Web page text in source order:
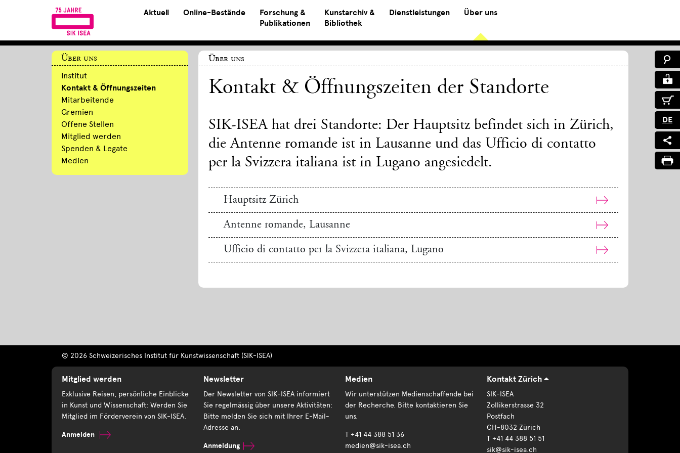
Aktuell Online-Bestände
Forschung &
Publikationen
Kunstarchiv &
Bibliothek
Dienstleistungen Über uns
DE
Über uns
Institut
Kontakt & Öffnungszeiten
Mitarbeitende
Gremien
Offene Stellen
Mitglied werden
Spenden & Legate
Medien
Über uns
Kontakt & Öffnungszeiten der Standorte
SIK-ISEA hat drei Standorte: Der Hauptsitz befindet sich in Zürich,
die Antenne romande ist in Lausanne und das Ufficio di contatto
per la Svizzera italiana ist in Lugano angesiedelt.
Hauptsitz Zürich
Antenne romande, Lausanne
Ufficio di contatto per la Svizzera italiana, Lugano
© 2026 Schweizerisches Institut für Kunstwissenschaft (SIK-ISEA)
Mitglied werden
Exklusive Reisen, persönliche Einblicke
in Kunst und Wissenschaft: Werden Sie
Mitglied im Förderverein von SIK-ISEA.
Anmelden
Newsletter
Der Newsletter von SIK-ISEA informiert
Sie regelmässig über unsere Aktivitäten:
Bitte melden Sie sich mit Ihrer E-Mail-
Adresse an.
Anmeldung
Medien
Wir unterstützen Medienschaffende bei
der Recherche. Bitte kontaktieren Sie
uns.
T +41 44 388 51 36
medien@sik-isea.ch
Kontakt Zürich
SIK-ISEA
Zollikerstrasse 32
Postfach
CH-8032 Zürich
T +41 44 388 51 51
sik@sik-isea.ch